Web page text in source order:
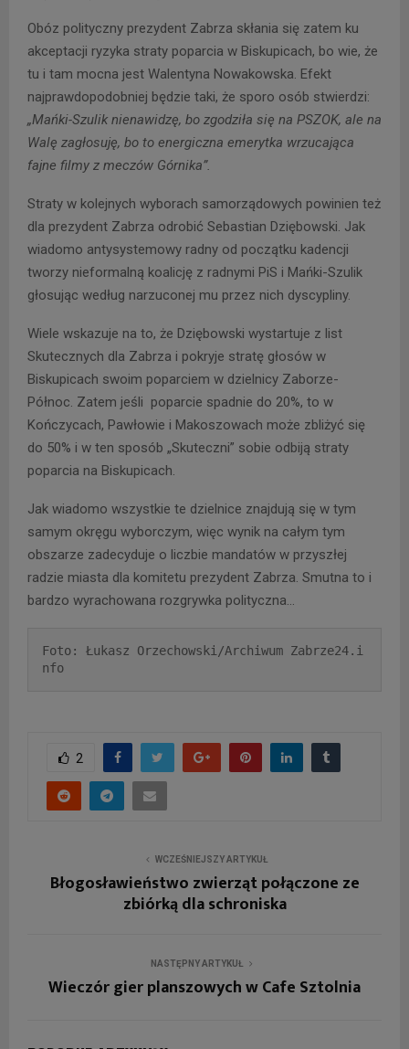
Obóz polityczny prezydent Zabrza skłania się zatem ku
akceptacji ryzyka straty poparcia w Biskupicach, bo wie, że
tu i tam mocna jest Walentyna Nowakowska. Efekt
najprawdopodobniej będzie taki, że sporo osób stwierdzi:
„Mańki-Szulik nienawidzę, bo zgodziła się na PSZOK, ale na
Walę zagłosuję, bo to energiczna emerytka wrzucająca
fajne filmy z meczów Górnika”.
Straty w kolejnych wyborach samorządowych powinien też
dla prezydent Zabrza odrobić Sebastian Dziębowski. Jak
wiadomo antysystemowy radny od początku kadencji
tworzy nieformalną koalicję z radnymi PiS i Mańki-Szulik
głosując według narzuconej mu przez nich dyscypliny.
Wiele wskazuje na to, że Dziębowski wystartuje z list
Skutecznych dla Zabrza i pokryje stratę głosów w
Biskupicach swoim poparciem w dzielnicy Zaborze-
Północ. Zatem jeśli poparcie spadnie do 20%, to w
Kończycach, Pawłowie i Makoszowach może zbliżyć się
do 50% i w ten sposób „Skuteczni” sobie odbiją straty
poparcia na Biskupicach.
Jak wiadomo wszystkie te dzielnice znajdują się w tym
samym okręgu wyborczym, więc wynik na całym tym
obszarze zadecyduje o liczbie mandatów w przyszłej
radzie miasta dla komitetu prezydent Zabrza. Smutna to i
bardzo wyrachowana rozgrywka polityczna…
Foto: Łukasz Orzechowski/Archiwum Zabrze24.i
nfo
2
WCZEŚNIEJSZY ARTYKUŁ
Błogosławieństwo zwierząt połączone ze
zbiórką dla schroniska
NASTĘPNY ARTYKUŁ
Wieczór gier planszowych w Cafe Sztolnia